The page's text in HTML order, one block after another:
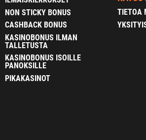
NON STICKY BONUS
CASHBACK BONUS
KASINOBONUS ILMAN
TALLETUSTA
KASINOBONUS ISOILLE
PANOKSILLE
PIKAKASINOT
TIETOA